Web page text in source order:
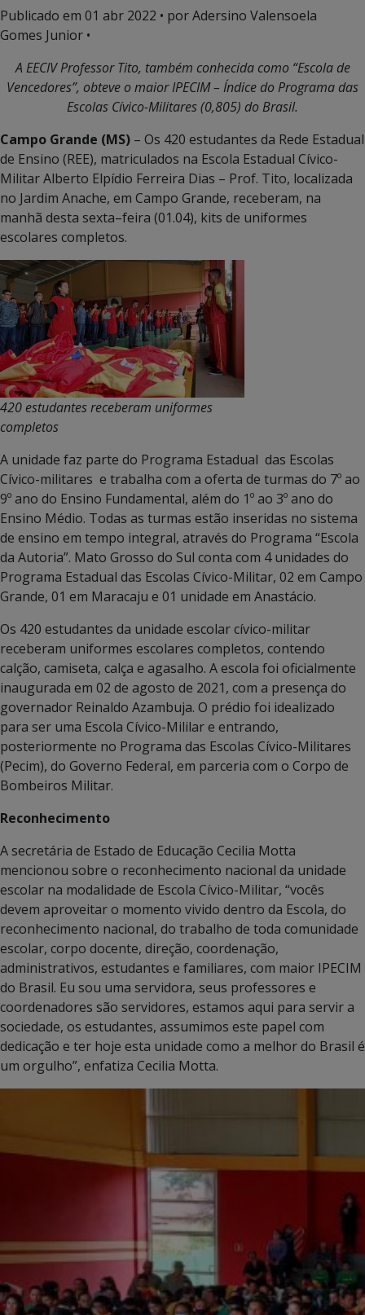
Publicado em 01 abr 2022 • por Adersino Valensoela
Gomes Junior •
A EECIV Professor Tito, também conhecida como “Escola de
Vencedores”, obteve o maior IPECIM – Índice do Programa das
Escolas Cívico-Militares (0,805) do Brasil.
Campo Grande (MS) – Os 420 estudantes da Rede Estadual
de Ensino (REE), matriculados na Escola Estadual Cívico-
Militar Alberto Elpídio Ferreira Dias – Prof. Tito, localizada
no Jardim Anache, em Campo Grande, receberam, na
manhã desta sexta–feira (01.04), kits de uniformes
escolares completos.
420 estudantes receberam uniformes
completos
A unidade faz parte do Programa Estadual das Escolas
Cívico-militares e trabalha com a oferta de turmas do 7º ao
9º ano do Ensino Fundamental, além do 1º ao 3º ano do
Ensino Médio. Todas as turmas estão inseridas no sistema
de ensino em tempo integral, através do Programa “Escola
da Autoria”. Mato Grosso do Sul conta com 4 unidades do
Programa Estadual das Escolas Cívico-Militar, 02 em Campo
Grande, 01 em Maracaju e 01 unidade em Anastácio.
Os 420 estudantes da unidade escolar cívico-militar
receberam uniformes escolares completos, contendo
calção, camiseta, calça e agasalho. A escola foi oficialmente
inaugurada em 02 de agosto de 2021, com a presença do
governador Reinaldo Azambuja. O prédio foi idealizado
para ser uma Escola Cívico-Mililar e entrando,
posteriormente no Programa das Escolas Cívico-Militares
(Pecim), do Governo Federal, em parceria com o Corpo de
Bombeiros Militar.
Reconhecimento
A secretária de Estado de Educação Cecilia Motta
mencionou sobre o reconhecimento nacional da unidade
escolar na modalidade de Escola Cívico-Militar, “vocês
devem aproveitar o momento vivido dentro da Escola, do
reconhecimento nacional, do trabalho de toda comunidade
escolar, corpo docente, direção, coordenação,
administrativos, estudantes e familiares, com maior IPECIM
do Brasil. Eu sou uma servidora, seus professores e
coordenadores são servidores, estamos aqui para servir a
sociedade, os estudantes, assumimos este papel com
dedicação e ter hoje esta unidade como a melhor do Brasil é
um orgulho”, enfatiza Cecilia Motta.